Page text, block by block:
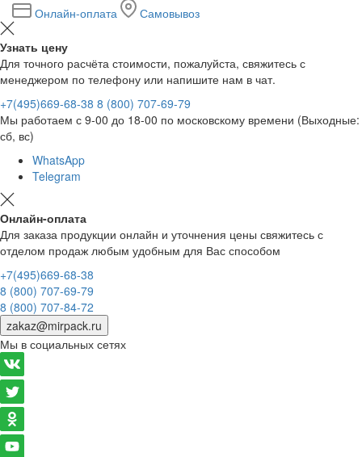
Онлайн-оплата
Самовывоз
Узнать цену
Для точного расчёта стоимости, пожалуйста, свяжитесь с
менеджером по телефону или напишите нам в чат.
+7(495)669-68-38 8 (800) 707-69-79
Мы работаем с 9-00 до 18-00 по московскому времени (Выходные:
сб, вс)
WhatsApp
Telegram
Онлайн-оплата
Для заказа продукции онлайн и уточнения цены свяжитесь с
отделом продаж любым удобным для Вас способом
+7(495)669-68-38
8 (800) 707-69-79
8 (800) 707-84-72
zakaz@mirpack.ru
Мы в социальных сетях